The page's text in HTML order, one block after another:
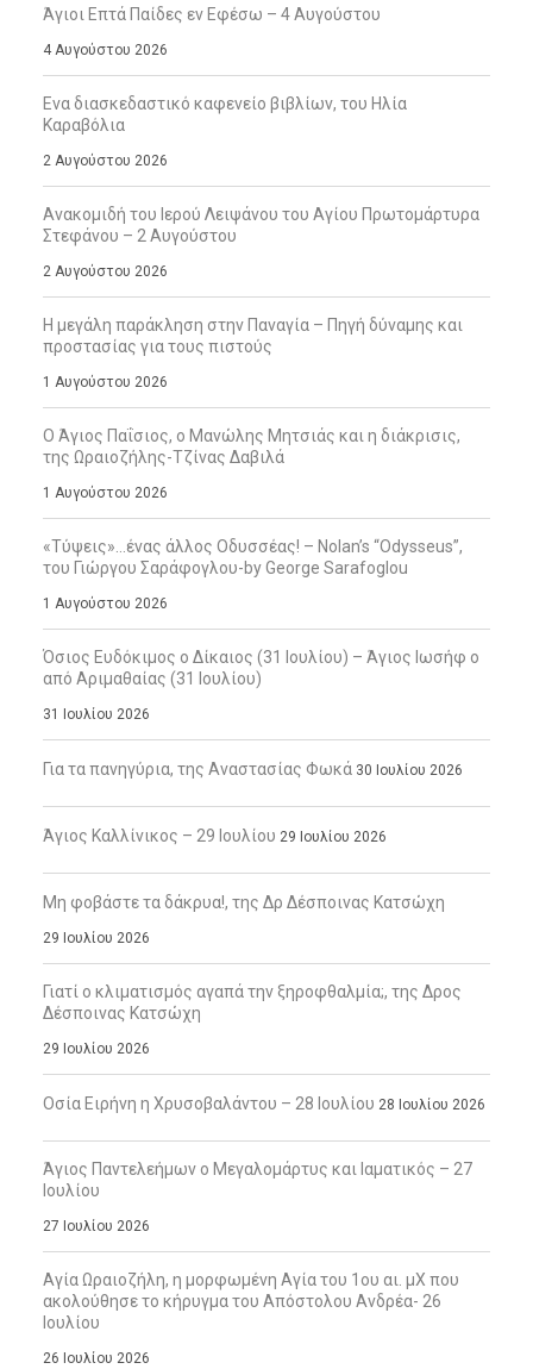
Άγιοι Επτά Παίδες εν Εφέσω – 4 Αυγούστου
4 Αυγούστου 2026
Ενα διασκεδαστικό καφενείο βιβλίων, του Ηλία
Καραβόλια
2 Αυγούστου 2026
Ανακομιδή του Ιερού Λειψάνου του Αγίου Πρωτομάρτυρα
Στεφάνου – 2 Αυγούστου
2 Αυγούστου 2026
Η μεγάλη παράκληση στην Παναγία – Πηγή δύναμης και
προστασίας για τους πιστούς
1 Αυγούστου 2026
Ο Άγιος Παΐσιος, ο Μανώλης Μητσιάς και η διάκρισις,
της Ωραιοζήλης-Τζίνας Δαβιλά
1 Αυγούστου 2026
«Τύψεις»…ένας άλλος Οδυσσέας! – Nolan’s “Odysseus”,
του Γιώργου Σαράφογλου-by George Sarafoglou
1 Αυγούστου 2026
Όσιος Ευδόκιμος ο Δίκαιος (31 Ιουλίου) – Άγιος Ιωσήφ ο
από Αριμαθαίας (31 Ιουλίου)
31 Ιουλίου 2026
Για τα πανηγύρια, της Αναστασίας Φωκά 30 Ιουλίου 2026
Άγιος Καλλίνικος – 29 Ιουλίου 29 Ιουλίου 2026
Μη φοβάστε τα δάκρυα!, της Δρ Δέσποινας Κατσώχη
29 Ιουλίου 2026
Γιατί ο κλιματισμός αγαπά την ξηροφθαλμία;, της Δρος
Δέσποινας Κατσώχη
29 Ιουλίου 2026
Οσία Ειρήνη η Χρυσοβαλάντου – 28 Ιουλίου 28 Ιουλίου 2026
Άγιος Παντελεήμων ο Μεγαλομάρτυς και Ιαματικός – 27
Ιουλίου
27 Ιουλίου 2026
Αγία Ωραιοζήλη, η μορφωμένη Αγία του 1ου αι. μΧ που
ακολούθησε το κήρυγμα του Απόστολου Ανδρέα- 26
Ιουλίου
26 Ιουλίου 2026